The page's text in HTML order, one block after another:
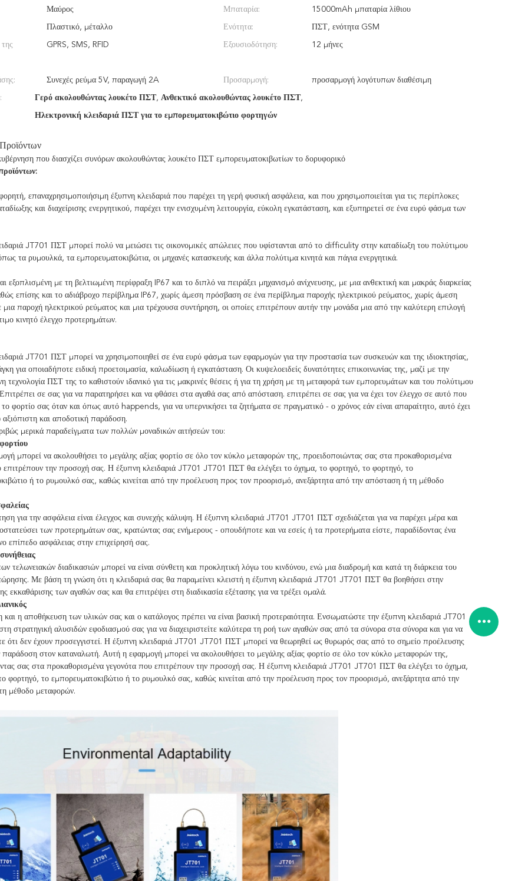
Μαύρος Μπαταρία: 15000mAh μπαταρία λίθιου
Πλαστικό, μέταλλο Ενότητα: ΠΣΤ, ενότητα GSM
GPRS, SMS, RFID Εξουσιοδότηση: 12 μήνες
Συνεχές ρεύμα 5V, παραγωγή 2A Προσαρμογή: προσαρμογή λογότυπων διαθέσιμη
Γερό ακολουθώντας λουκέτο ΠΣΤ, Ανθεκτικό ακολουθώντας λουκέτο ΠΣΤ,
Ηλεκτρονική κλειδαριά ΠΣΤ για το εμπορευματοκιβώτιο φορτηγών
που διασχίζει συνόρων ακολουθώντας λουκέτο ΠΣΤ εμπορευματοκιβωτίων το δορυφορικό
επαναχρησιμοποιήσιμη έξυπνη κλειδαριά που παρέχει τη γερή φυσική ασφάλεια, και που χρησιμοποιείται για τις περίπλοκες
και διαχείρισης ενεργητικού, παρέχει την ενισχυμένη λειτουργία, εύκολη εγκατάσταση, και εξυπηρετεί σε ένα ευρύ φάσμα των
JT701 ΠΣΤ μπορεί πολύ να μειώσει τις οικονομικές απώλειες που υφίστανται από το difficulity στην καταδίωξη του πολύτιμου
τα ρυμουλκά, τα εμπορευματοκιβώτια, οι μηχανές κατασκευής και άλλα πολύτιμα κινητά και πάγια ενεργητικά.
εξοπλισμένη με τη βελτιωμένη περίφραξη IP67 και το διπλό να πειράξει μηχανισμό ανίχνευσης, με μια ανθεκτική και μακράς διαρκείας
επίσης και το αδιάβροχο περίβλημα IP67, χωρίς άμεση πρόσβαση σε ένα περίβλημα παροχής ηλεκτρικού ρεύματος, χωρίς άμεση
παροχή ηλεκτρικού ρεύματος και μια τρέχουσα συντήρηση, οι οποίες επιτρέπουν αυτήν την μονάδα μια από την καλύτερη επιλογή
κινητό έλεγχο προτερημάτων.
JT701 ΠΣΤ μπορεί να χρησιμοποιηθεί σε ένα ευρύ φάσμα των εφαρμογών για την προστασία των συσκευών και της ιδιοκτησίας,
για οποιαδήποτε ειδική προετοιμασία, καλωδίωση ή εγκατάσταση. Οι κυψελοειδείς δυνατότητες επικοινωνίας της, μαζί με την
τεχνολογία ΠΣΤ της το καθιστούν ιδανικό για τις μακρινές θέσεις ή για τη χρήση με τη μεταφορά των εμπορευμάτων και του πολύτιμου
σε σας για να παρατηρήσει και να φθάσει στα αγαθά σας από απόσταση. επιτρέπει σε σας για να έχει τον έλεγχο σε αυτό που
το φορτίο σας όταν και όπως αυτό happends, για να υπερνικήσει τα ζητήματα σε πραγματικό - ο χρόνος εάν είναι απαραίτητο, αυτό έχει
αξιόπιστη και αποδοτική παράδοση.
μερικά παραδείγματα των πολλών μοναδικών αιτήσεών του:
μπορεί να ακολουθήσει το μεγάλης αξίας φορτίο σε όλο τον κύκλο μεταφορών της, προειδοποιώντας σας στα προκαθορισμένα
επιτρέπουν την προσοχή σας. Η έξυπνη κλειδαριά JT701 JT701 ΠΣΤ θα ελέγξει το όχημα, το φορτηγό, το φορτηγό, το
ή το ρυμουλκό σας, καθώς κινείται από την προέλευση προς τον προορισμό, ανεξάρτητα από την απόσταση ή τη μέθοδο
για την ασφάλεια είναι έλεγχος και συνεχής κάλυψη. Η έξυπνη κλειδαριά JT701 JT701 ΠΣΤ σχεδιάζεται για να παρέχει μέρα και
των προτερημάτων σας, κρατώντας σας ενήμερους - οπουδήποτε και να εσείς ή τα προτερήματα είστε, παραδίδοντας ένα
επίπεδο ασφάλειας στην επιχείρησή σας.
τελωνειακών διαδικασιών μπορεί να είναι σύνθετη και προκλητική λόγω του κινδύνου, ενώ μια διαδρομή και κατά τη διάρκεια του
Με βάση τη γνώση ότι η κλειδαριά σας θα παραμείνει κλειστή η έξυπνη κλειδαριά JT701 JT701 ΠΣΤ θα βοηθήσει στην
εκκαθάρισης των αγαθών σας και θα επιτρέψει στη διαδικασία εξέτασης για να τρέξει ομαλά.
και η αποθήκευση των υλικών σας και ο κατάλογος πρέπει να είναι βασική προτεραιότητα. Ενσωματώστε την έξυπνη κλειδαριά JT701
στρατηγική αλυσιδών εφοδιασμού σας για να διαχειριστείτε καλύτερα τη ροή των αγαθών σας από τα σύνορα στα σύνορα και για να
ότι δεν έχουν προσεγγιστεί. Η έξυπνη κλειδαριά JT701 JT701 ΠΣΤ μπορεί να θεωρηθεί ως θυρωρός σας από το σημείο προέλευσης
παράδοση στον καταναλωτή. Αυτή η εφαρμογή μπορεί να ακολουθήσει το μεγάλης αξίας φορτίο σε όλο τον κύκλο μεταφορών της,
σας στα προκαθορισμένα γεγονότα που επιτρέπουν την προσοχή σας. Η έξυπνη κλειδαριά JT701 JT701 ΠΣΤ θα ελέγξει το όχημα,
φορτηγό, το εμπορευματοκιβώτιο ή το ρυμουλκό σας, καθώς κινείται από την προέλευση προς τον προορισμό, ανεξάρτητα από την
μέθοδο μεταφορών.